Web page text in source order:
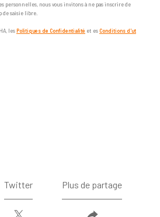
personnelles, nous vous invitons à ne pas inscrire de
de saisie libre.
lesPolitiques de Confidentialité et esConditions d'ut
Twitter Plus de partage